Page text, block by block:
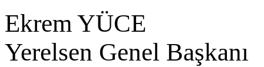
Ekrem YÜCE
Yerelsen Genel Başkanı